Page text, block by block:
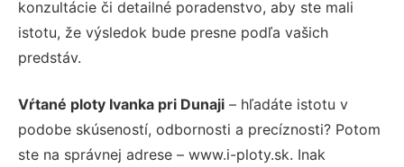
konzultácie či detailné poradenstvo, aby ste mali
istotu, že výsledok bude presne podľa vašich
predstáv.
Vŕtané ploty Ivanka pri Dunaji – hľadáte istotu v
podobe skúseností, odbornosti a precíznosti? Potom
ste na správnej adrese – www.i-ploty.sk. Inak